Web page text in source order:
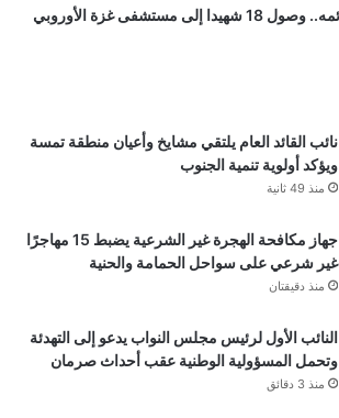
الاحتلال يواصل جرائمه.. وصول 18 شهيدا إلى مستشفى غزة الأوروبي
نائب القائد العام يلتقي مشايخ وأعيان منطقة تمسة
ويؤكد أولوية تنمية الجنوب
منذ 49 ثانية
جهاز مكافحة الهجرة غير الشرعية يضبط 15 مهاجرًا
غير شرعي على سواحل الحمامة والحنية
منذ دقيقتان
النائب الأول لرئيس مجلس النواب يدعو إلى التهدئة
وتحمل المسؤولية الوطنية عقب أحداث صرمان
منذ 3 دقائق